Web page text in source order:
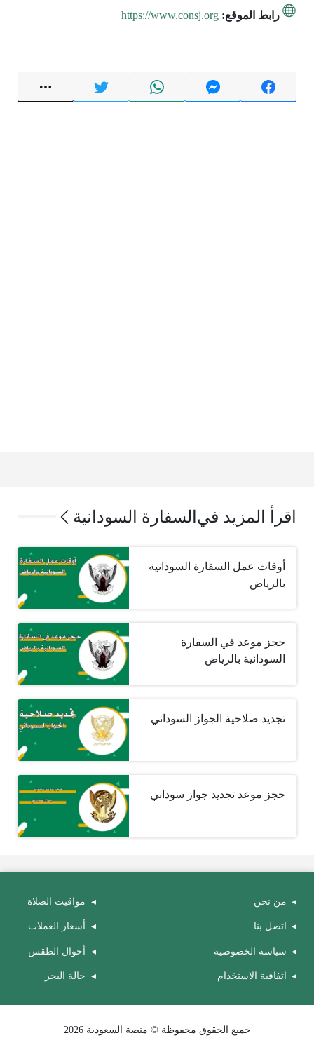
رابط الموقع: https://www.consj.org
اقرأ المزيد في السفارة السودانية
أوقات عمل السفارة السودانية
بالرياض
حجز موعد في السفارة
السودانية بالرياض
تجديد صلاحية الجواز السوداني
حجز موعد تجديد جواز سوداني
من نحن
اتصل بنا
سياسة الخصوصية
اتفاقية الاستخدام
مواقيت الصلاة
أسعار العملات
أحوال الطقس
حالة البحر
جميع الحقوق محفوظة © منصة السعودية 2026